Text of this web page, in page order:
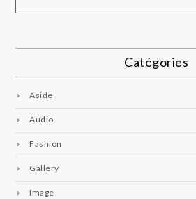
Catégories
Aside
Audio
Fashion
Gallery
Image